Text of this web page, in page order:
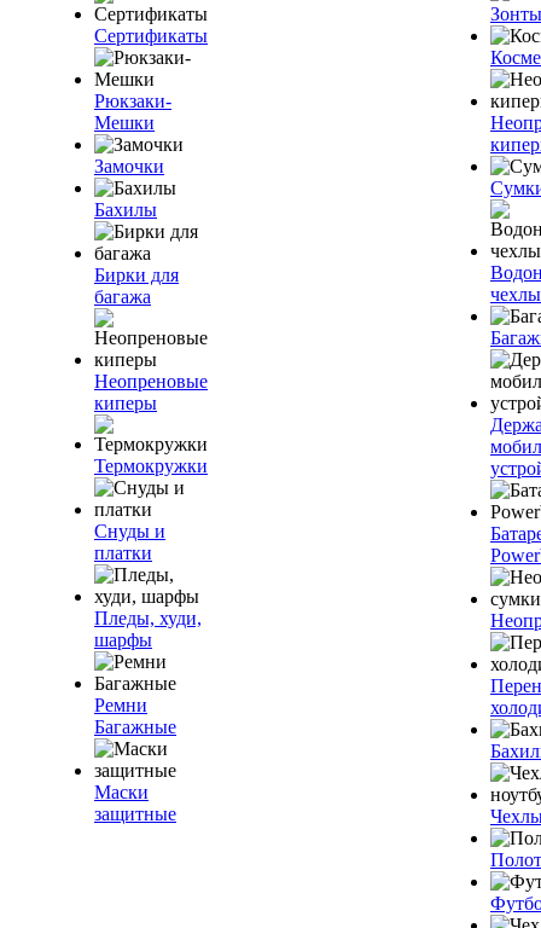
Сертификаты
Рюкзаки-
Мешки
Замочки
Бахилы
Бирки для
багажа
Неопреновые
киперы
Термокружки
Снуды и
платки
Пледы, худи,
шарфы
Ремни
Багажные
Маски
защитные
Зонты